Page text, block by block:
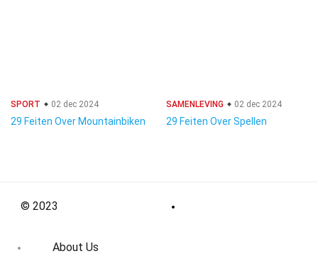
SPORT 02 dec 2024
29 Feiten Over Mountainbiken
SAMENLEVING 02 dec 2024
29 Feiten Over Spellen
© 2023
About Us